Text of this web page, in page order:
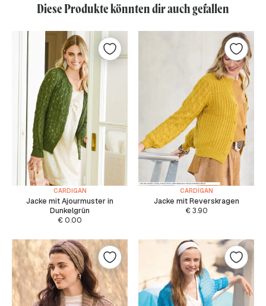
Diese Produkte könnten dir auch gefallen
CARDIGAN
Jacke mit Ajourmuster in
Dunkelgrün
€ 0.00
CARDIGAN
Jacke mit Reverskragen
€3.90